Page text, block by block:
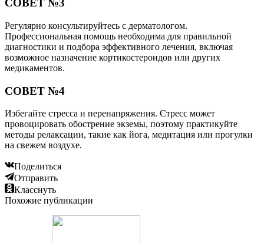
СОВЕТ №3
Регулярно консультируйтесь с дерматологом.
Профессиональная помощь необходима для правильной
диагностики и подбора эффективного лечения, включая
возможное назначение кортикостероидов или других
медикаментов.
СОВЕТ №4
Избегайте стресса и перенапряжения. Стресс может
провоцировать обострение экземы, поэтому практикуйте
методы релаксации, такие как йога, медитация или прогулки
на свежем воздухе.
Поделиться
Отправить
Класснуть
Похожие публикации